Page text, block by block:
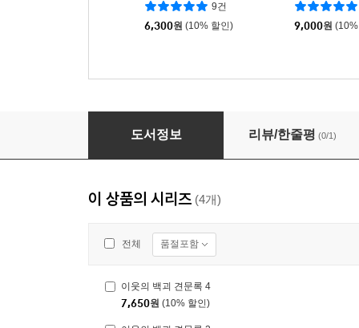
9건
6,300원 (10% 할인) 9,000원
이웃의 백괴 견문록 4
도서정보 리뷰/한줄평 (0/1)
이 상품의 시리즈 (4개)
전체 품절포함
이웃의 백괴 견문록 4
7,650원 (10% 할인)